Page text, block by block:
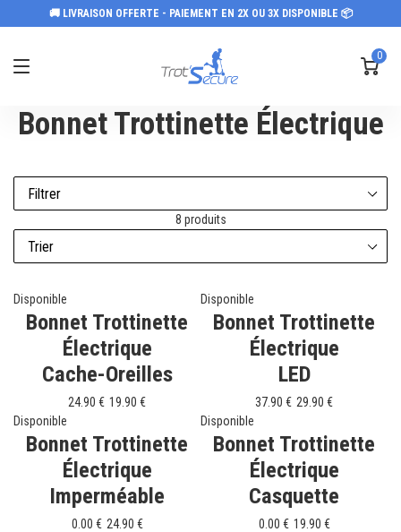
🚚 LIVRAISON OFFERTE - PAIEMENT EN 2X OU 3X DISPONIBLE 📦
0
Bonnet Trottinette Électrique
8 produits
Disponible
Bonnet Trottinette
Électrique
Cache-Oreilles
24.90 € 19.90 €
Disponible
Bonnet Trottinette
Électrique
LED
37.90 € 29.90 €
Disponible
Bonnet Trottinette
Électrique
Imperméable
0.00 € 24.90 €
Disponible
Bonnet Trottinette
Électrique
Casquette
0.00 € 19.90 €